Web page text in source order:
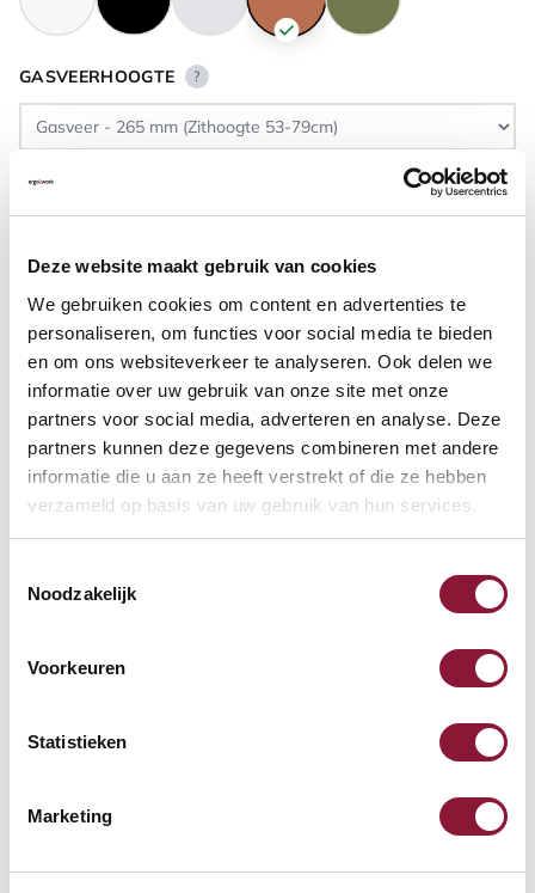
Deze website maakt gebruik van cookies
We gebruiken cookies om content en advertenties te
personaliseren, om functies voor social media te bieden
en om ons websiteverkeer te analyseren. Ook delen we
informatie over uw gebruik van onze site met onze
partners voor social media, adverteren en analyse. Deze
partners kunnen deze gegevens combineren met andere
informatie die u aan ze heeft verstrekt of die ze hebben
verzameld op basis van uw gebruik van hun services.
Noodzakelijk
Voorkeuren
Statistieken
Marketing
GASVEERHOOGTE ?
VLOERCONTACT
VOETENRING ?
VOETENSTER IN GEPOLIJST ALUMINIUM ?
Aantal:
Offerte aanvragen